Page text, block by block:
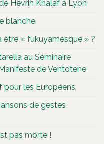
Hevrin Khalaf à Lyon
blanche
être « fukuyamesque » ?
au Séminaire
de Ventotene
pour les Européens
de gestes
pas morte !